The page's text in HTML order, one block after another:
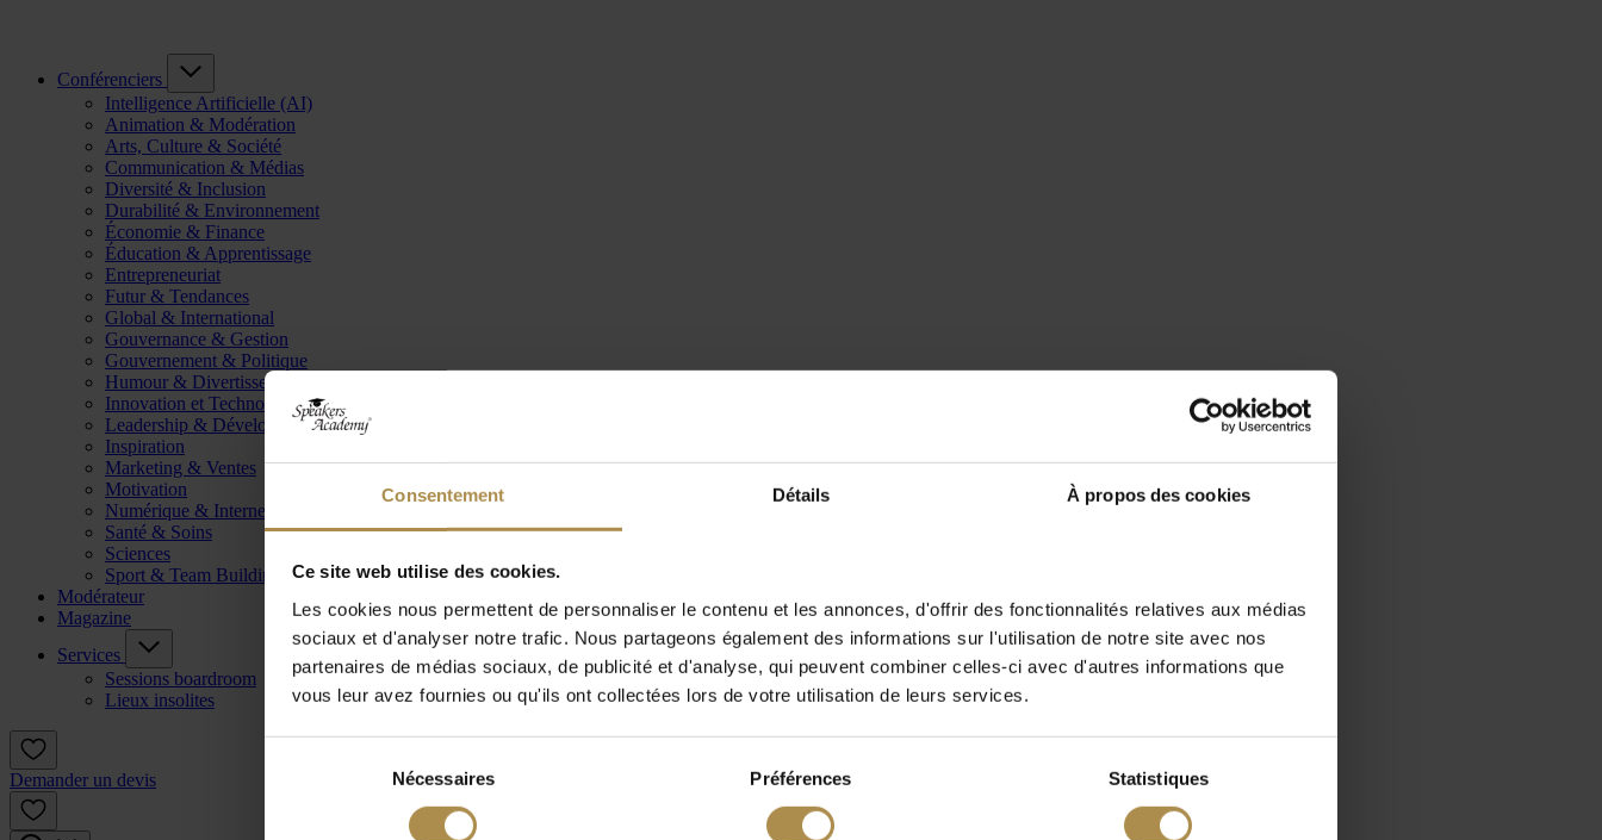
Consentement Détails À propos des cookies
Ce site web utilise des cookies.
Les cookies nous permettent de personnaliser le contenu et les annonces, d'offrir des fonctionnalités relatives aux médias
sociaux et d'analyser notre trafic. Nous partageons également des informations sur l'utilisation de notre site avec nos
partenaires de médias sociaux, de publicité et d'analyse, qui peuvent combiner celles-ci avec d'autres informations que
vous leur avez fournies ou qu'ils ont collectées lors de votre utilisation de leurs services.
Nécessaires Préférences Statistiques
Conférenciers
Intelligence Artificielle (AI)
Animation & Modération
Arts, Culture & Société
Communication & Médias
Diversité & Inclusion
Durabilité & Environnement
Économie & Finance
Éducation & Apprentissage
Entrepreneuriat
Futur & Tendances
Global & International
Gouvernance & Gestion
Gouvernement & Politique
Humour & Divertissement
Innovation et Technologie
Leadership & Développement
Inspiration
Marketing & Ventes
Motivation
Numérique & Internet
Santé & Soins
Sciences
Sport & Team Building
Modérateur
Magazine
Services
Sessions boardroom
Lieux insolites
Demander un devis